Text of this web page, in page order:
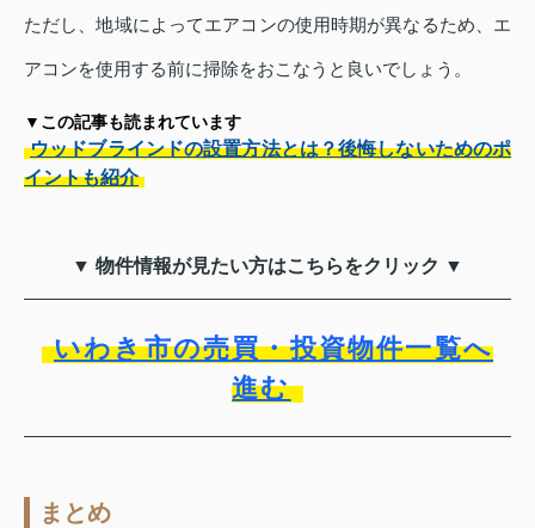
ただし、地域によってエアコンの使用時期が異なるため、エ
アコンを使用する前に掃除をおこなうと良いでしょう。
▼この記事も読まれています
ウッドブラインドの設置方法とは？後悔しないためのポ
イントも紹介
▼ 物件情報が見たい方はこちらをクリック ▼
いわき市の売買・投資物件一覧へ
進む
まとめ